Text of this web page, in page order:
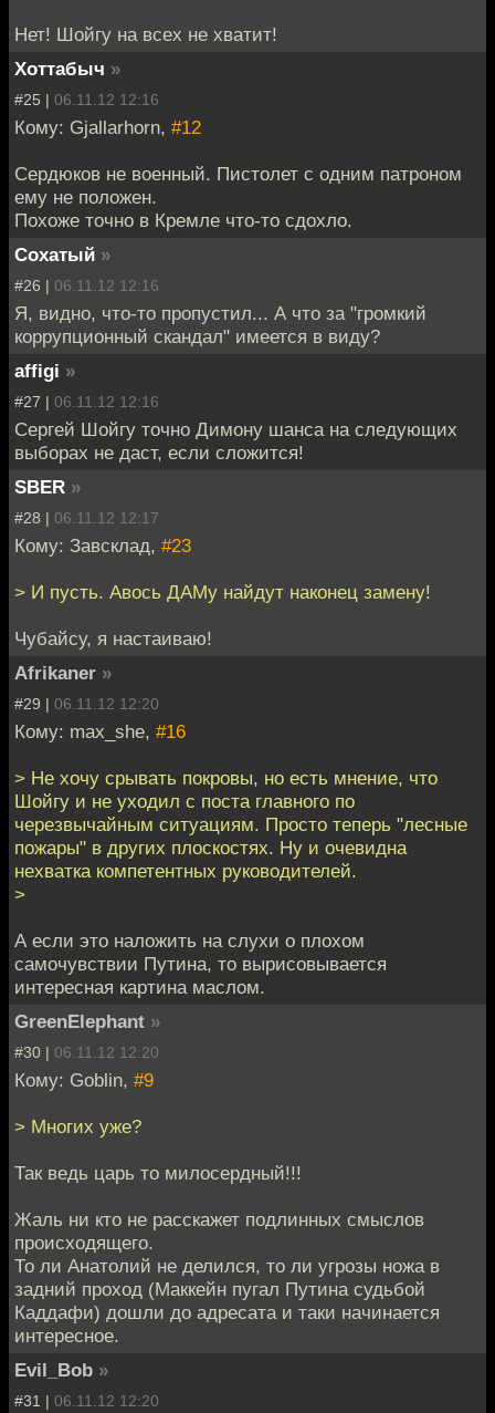
Нет! Шойгу на всех не хватит!
Хоттабыч »
#25 | 06.11.12 12:16
Кому: Gjallarhorn, #12
Сердюков не военный. Пистолет с одним патроном
ему не положен.
Похоже точно в Кремле что-то сдохло.
Cохатый »
#26 | 06.11.12 12:16
Я, видно, что-то пропустил... А что за "громкий
коррупционный скандал" имеется в виду?
affigi »
#27 | 06.11.12 12:16
Сергей Шойгу точно Димону шанса на следующих
выборах не даст, если сложится!
SBER »
#28 | 06.11.12 12:17
Кому: Завсклад, #23
> И пусть. Авось ДАМу найдут наконец замену!
Чубайсу, я настаиваю!
Afrikaner »
#29 | 06.11.12 12:20
Кому: max_she, #16
> Не хочу срывать покровы, но есть мнение, что
Шойгу и не уходил с поста главного по
черезвычайным ситуациям. Просто теперь "лесные
пожары" в других плоскостях. Ну и очевидна
нехватка компетентных руководителей.
>
А если это наложить на слухи о плохом
самочувствии Путина, то вырисовывается
интересная картина маслом.
GreenElephant »
#30 | 06.11.12 12:20
Кому: Goblin, #9
> Многих уже?
Так ведь царь то милосердный!!!
Жаль ни кто не расскажет подлинных смыслов
происходящего.
То ли Анатолий не делился, то ли угрозы ножа в
задний проход (Маккейн пугал Путина судьбой
Каддафи) дошли до адресата и таки начинается
интересное.
Evil_Bob »
#31 | 06.11.12 12:20